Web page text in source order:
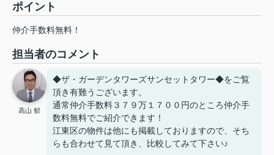
ポイント
仲介手数料無料！
担当者のコメント
高山 郁
◆ザ・ガーデンタワーズサンセットタワー◆をご覧
頂き有難うございます。
通常仲介手数料３７９万１７００円のところ仲介手
数料無料でご紹介できます！
江東区の物件は他にも掲載しておりますので、そち
らも合わせて見て頂き、比較してみて下さい♪